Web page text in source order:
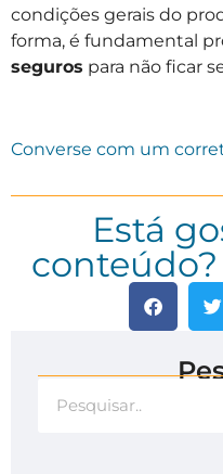
condições gerais do
forma, é fundamental
seguros para não ficar
Converse com um
Está